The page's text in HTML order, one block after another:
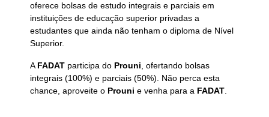
oferece bolsas de estudo integrais e parciais em
instituições de educação superior privadas a
estudantes que ainda não tenham o diploma de Nível
Superior.
A FADAT participa do Prouni , ofertando bolsas
integrais (100%) e parciais (50%). Não perca esta
chance, aproveite o Prouni e venha para a FADAT